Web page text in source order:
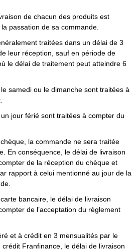
de chacun des produits est
passation de sa commande.
traitées dans un délai de 3
leur réception, sauf en période de
le délai de traitement peut atteindre 6
samedi ou le dimanche sont traitées à
jour férié sont traitées à compter du
la commande ne sera traitée
En conséquence, le délai de livraison
de la réception du chèque et
rapport à celui mentionné au jour de la
bancaire, le délai de livraison
de l’acceptation du règlement
et à crédit en 3 mensualités par le
Franfinance, le délai de livraison